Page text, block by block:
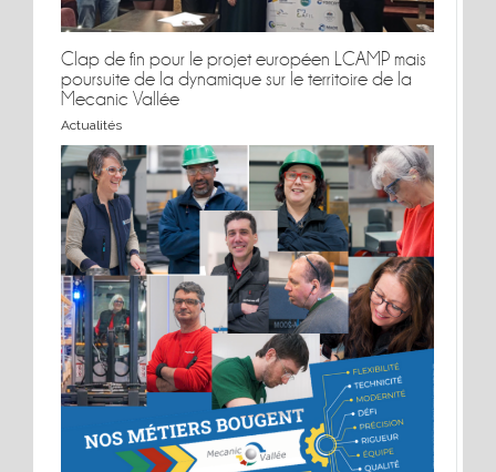
Clap de fin pour le projet européen LCAMP mais
poursuite de la dynamique sur le territoire de la
Mecanic Vallée
Clap de fin pour le projet européen LCAMP mais
poursuite de la dynamique sur le territoire de la
Mecanic Vallée
Actualités